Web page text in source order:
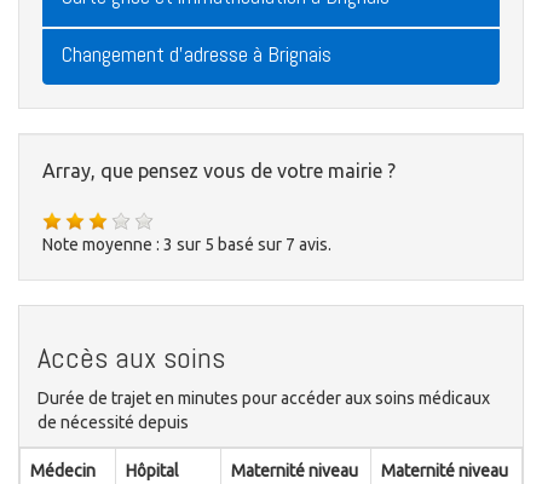
Changement d'adresse à Brignais
Array, que pensez vous de votre mairie ?
Note moyenne : 3 sur 5 basé sur 7 avis.
Accès aux soins
Durée de trajet en minutes pour accéder aux soins médicaux
de nécessité depuis
Médecin Hôpital
Maternité niveau
Maternité niveau